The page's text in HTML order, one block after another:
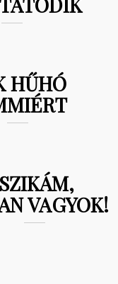
HŰHÓ
VAGYOK!